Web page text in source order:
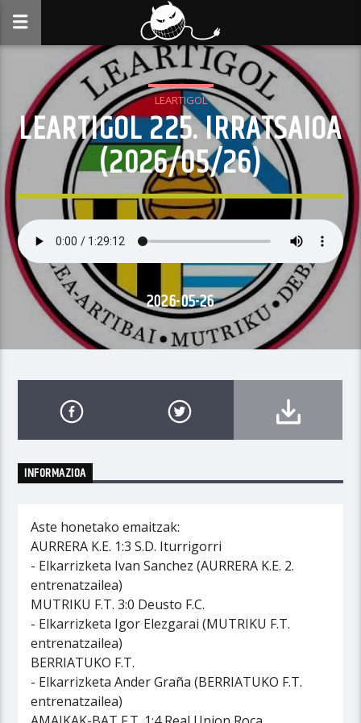
LEARTIGOL
LEARTIGOL 225. IRRATSAIOA
(2026/05/26)
2026-05-26
INFORMAZIOA
Aste honetako emaitzak:
AURRERA K.E. 1:3 S.D. Iturrigorri
- Elkarrizketa Ivan Sanchez (AURRERA K.E. 2.
entrenatzailea)
MUTRIKU F.T. 3:0 Deusto F.C.
- Elkarrizketa Igor Elezgarai (MUTRIKU F.T.
entrenatzailea)
BERRIATUKO F.T.
- Elkarrizketa Ander Graña (BERRIATUKO F.T.
entrenatzailea)